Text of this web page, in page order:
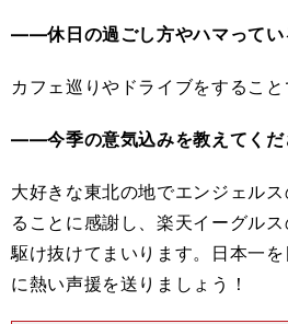
――休日の過ごし方やハマってい
カフェ巡りやドライブをすること
――今季の意気込みを教えてくだ
大好きな東北の地でエンジェル
ることに感謝し、楽天イーグル
駆け抜けてまいります。日本一
に熱い声援を送りましょう！